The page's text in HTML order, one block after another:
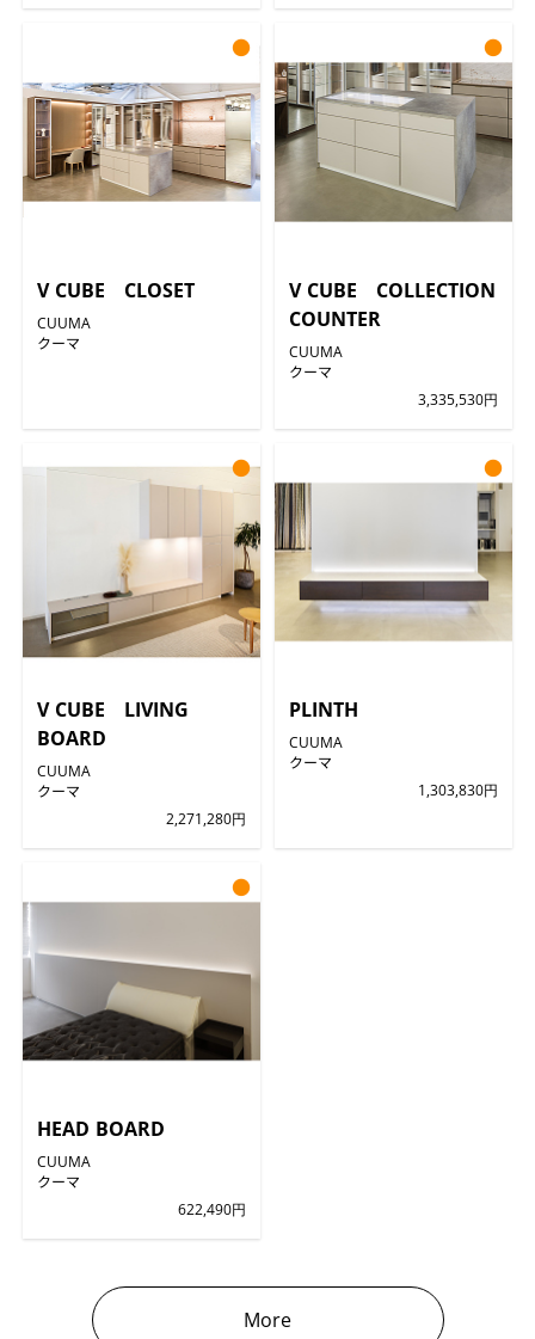
V CUBE CLOSET
CUUMA
クーマ
●
V CUBE COLLECTION
COUNTER
CUUMA
クーマ
3,335,530円
●
V CUBE LIVING
BOARD
CUUMA
クーマ
2,271,280円
●
PLINTH
CUUMA
クーマ
1,303,830円
●
HEAD BOARD
CUUMA
クーマ
622,490円
●
More